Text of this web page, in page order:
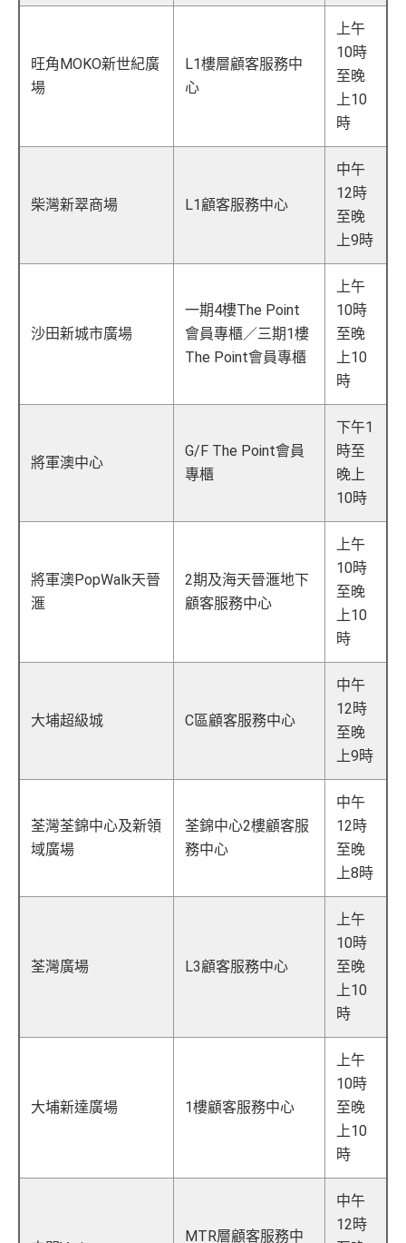
旺角MOKO新世紀廣
場
L1樓層顧客服務中
心
上午
10時
至晚
上10
時
柴灣新翠商場 L1顧客服務中心
中午
12時
至晚
上9時
沙田新城市廣場
一期4樓The Point
會員專櫃／三期1樓
The Point會員專櫃
上午
10時
至晚
上10
時
將軍澳中心
G/F The Point會員
專櫃
下午1
時至
晚上
10時
將軍澳PopWalk天晉
滙
2期及海天晉滙地下
顧客服務中心
上午
10時
至晚
上10
時
大埔超級城 C區顧客服務中心
中午
12時
至晚
上9時
荃灣荃錦中心及新領
域廣場
荃錦中心2樓顧客服
務中心
中午
12時
至晚
上8時
荃灣廣場 L3顧客服務中心
上午
10時
至晚
上10
時
大埔新達廣場 1樓顧客服務中心
上午
10時
至晚
上10
時
MTR層顧客服務中
中午
12時